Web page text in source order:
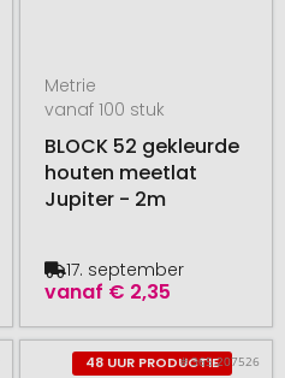
Metrie
vanaf 100 stuk
BLOCK 52 gekleurde
houten meetlat
Jupiter - 2m
vanaf € 2,35
17. september
48 UUR PRODUCTIE# 365.207526